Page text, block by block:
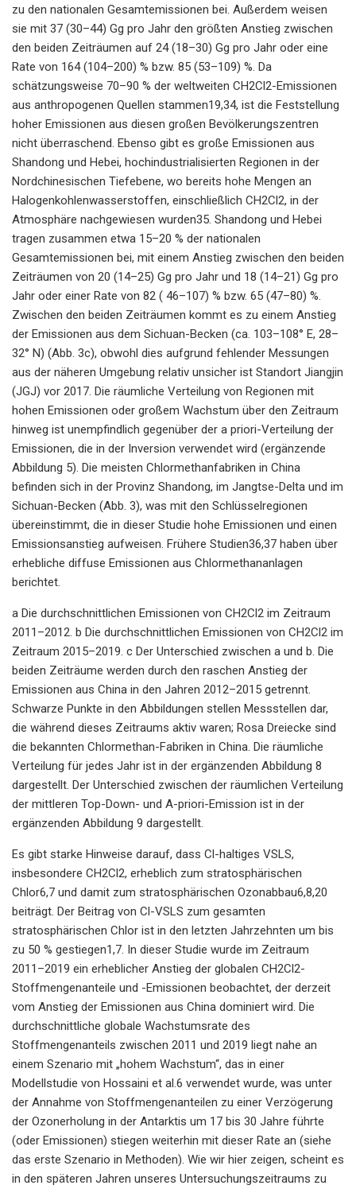
zu den nationalen Gesamtemissionen bei. Außerdem weisen
sie mit 37 (30–44) Gg pro Jahr den größten Anstieg zwischen
den beiden Zeiträumen auf 24 (18–30) Gg pro Jahr oder eine
Rate von 164 (104–200) % bzw. 85 (53–109) %. Da
schätzungsweise 70–90 % der weltweiten CH2Cl2-Emissionen
aus anthropogenen Quellen stammen19,34, ist die Feststellung
hoher Emissionen aus diesen großen Bevölkerungszentren
nicht überraschend. Ebenso gibt es große Emissionen aus
Shandong und Hebei, hochindustrialisierten Regionen in der
Nordchinesischen Tiefebene, wo bereits hohe Mengen an
Halogenkohlenwasserstoffen, einschließlich CH2Cl2, in der
Atmosphäre nachgewiesen wurden35. Shandong und Hebei
tragen zusammen etwa 15–20 % der nationalen
Gesamtemissionen bei, mit einem Anstieg zwischen den beiden
Zeiträumen von 20 (14–25) Gg pro Jahr und 18 (14–21) Gg pro
Jahr oder einer Rate von 82 ( 46–107) % bzw. 65 (47–80) %.
Zwischen den beiden Zeiträumen kommt es zu einem Anstieg
der Emissionen aus dem Sichuan-Becken (ca. 103–108° E, 28–
32° N) (Abb. 3c), obwohl dies aufgrund fehlender Messungen
aus der näheren Umgebung relativ unsicher ist Standort Jiangjin
(JGJ) vor 2017. Die räumliche Verteilung von Regionen mit
hohen Emissionen oder großem Wachstum über den Zeitraum
hinweg ist unempfindlich gegenüber der a priori-Verteilung der
Emissionen, die in der Inversion verwendet wird (ergänzende
Abbildung 5). Die meisten Chlormethanfabriken in China
befinden sich in der Provinz Shandong, im Jangtse-Delta und im
Sichuan-Becken (Abb. 3), was mit den Schlüsselregionen
übereinstimmt, die in dieser Studie hohe Emissionen und einen
Emissionsanstieg aufweisen. Frühere Studien36,37 haben über
erhebliche diffuse Emissionen aus Chlormethananlagen
berichtet.
a Die durchschnittlichen Emissionen von CH2Cl2 im Zeitraum
2011–2012. b Die durchschnittlichen Emissionen von CH2Cl2 im
Zeitraum 2015–2019. c Der Unterschied zwischen a und b. Die
beiden Zeiträume werden durch den raschen Anstieg der
Emissionen aus China in den Jahren 2012–2015 getrennt.
Schwarze Punkte in den Abbildungen stellen Messstellen dar,
die während dieses Zeitraums aktiv waren; Rosa Dreiecke sind
die bekannten Chlormethan-Fabriken in China. Die räumliche
Verteilung für jedes Jahr ist in der ergänzenden Abbildung 8
dargestellt. Der Unterschied zwischen der räumlichen Verteilung
der mittleren Top-Down- und A-priori-Emission ist in der
ergänzenden Abbildung 9 dargestellt.
Es gibt starke Hinweise darauf, dass Cl-haltiges VSLS,
insbesondere CH2Cl2, erheblich zum stratosphärischen
Chlor6,7 und damit zum stratosphärischen Ozonabbau6,8,20
beiträgt. Der Beitrag von Cl-VSLS zum gesamten
stratosphärischen Chlor ist in den letzten Jahrzehnten um bis
zu 50 % gestiegen1,7. In dieser Studie wurde im Zeitraum
2011–2019 ein erheblicher Anstieg der globalen CH2Cl2-
Stoffmengenanteile und -Emissionen beobachtet, der derzeit
vom Anstieg der Emissionen aus China dominiert wird. Die
durchschnittliche globale Wachstumsrate des
Stoffmengenanteils zwischen 2011 und 2019 liegt nahe an
einem Szenario mit „hohem Wachstum“, das in einer
Modellstudie von Hossaini et al.6 verwendet wurde, was unter
der Annahme von Stoffmengenanteilen zu einer Verzögerung
der Ozonerholung in der Antarktis um 17 bis 30 Jahre führte
(oder Emissionen) stiegen weiterhin mit dieser Rate an (siehe
das erste Szenario in Methoden). Wie wir hier zeigen, scheint es
in den späteren Jahren unseres Untersuchungszeitraums zu